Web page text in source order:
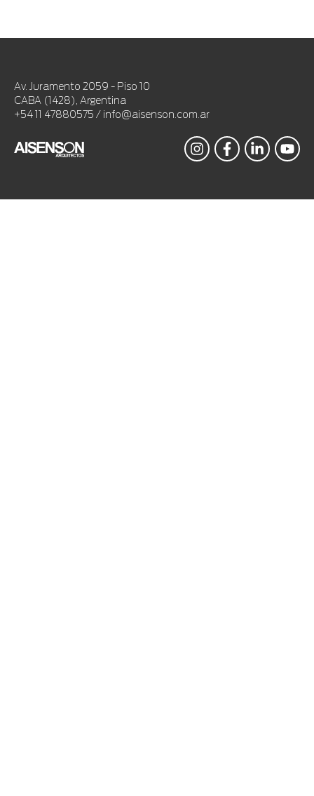
Av. Juramento 2059 - Piso 10
CABA (1428), Argentina
+54 11 47880575 / info@aisenson.com.ar